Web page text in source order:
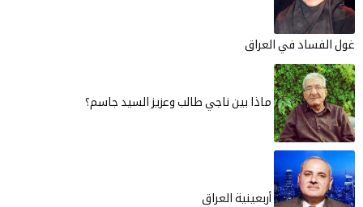
غول الفساد في العراق
ماذا بين ناجي طالب وعزيز السيد جاسم؟
أربعينية العراق